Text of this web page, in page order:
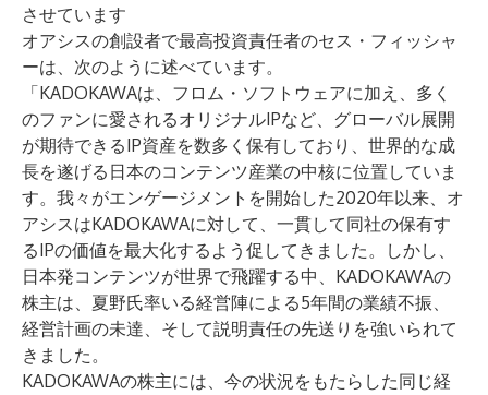
させています
オアシスの創設者で最高投資責任者のセス・フィッシャ
ーは、次のように述べています。
「KADOKAWAは、フロム・ソフトウェアに加え、多く
のファンに愛されるオリジナルIPなど、グローバル展開
が期待できるIP資産を数多く保有しており、世界的な成
長を遂げる日本のコンテンツ産業の中核に位置していま
す。我々がエンゲージメントを開始した2020年以来、オ
アシスはKADOKAWAに対して、一貫して同社の保有す
るIPの価値を最大化するよう促してきました。しかし、
日本発コンテンツが世界で飛躍する中、KADOKAWAの
株主は、夏野氏率いる経営陣による5年間の業績不振、
経営計画の未達、そして説明責任の先送りを強いられて
きました。
KADOKAWAの株主には、今の状況をもたらした同じ経